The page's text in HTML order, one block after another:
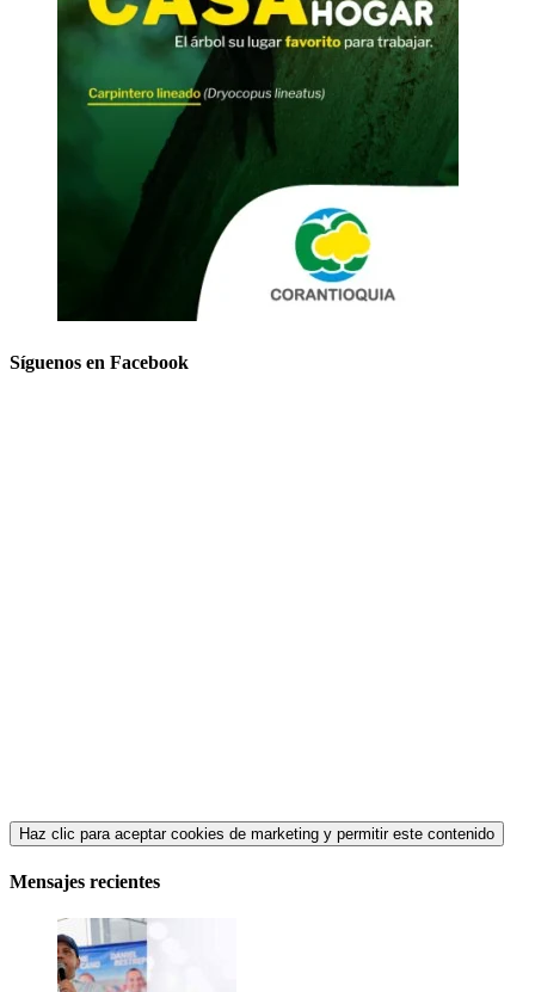
Síguenos en Facebook
Haz clic para aceptar cookies de marketing y permitir este contenido
Mensajes recientes